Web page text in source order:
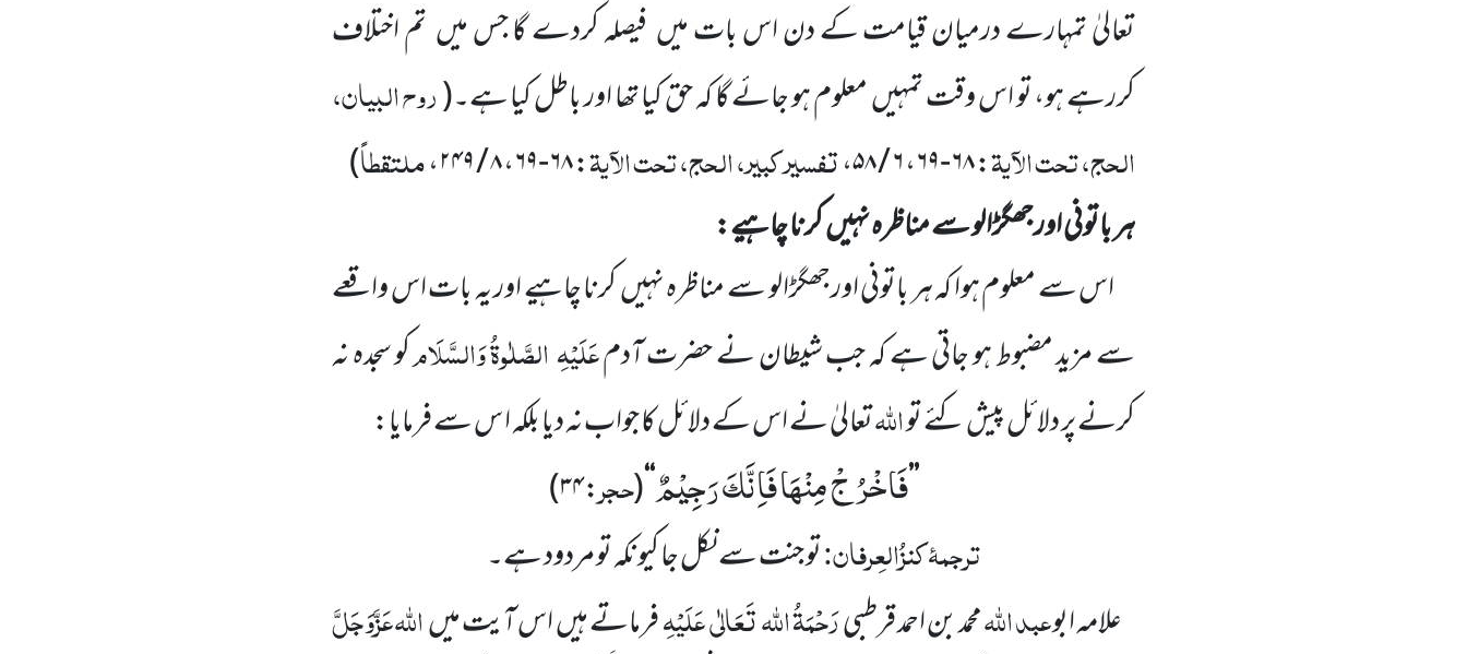
تعالیٰ تمہارے درمیان قیامت کے دن اس بات میں فیصلہ کردے گا جس میںتم اختلاف
کررہے ہو، تو اس وقت تمہیںمعلوم ہو جائے گا کہ حق کیا تھا اور باطل کیا ہے۔(روح البیان،
الحج، تحت الآیۃ: ۶۸-۶۹، ۶ / ۵۸، تفسیر کبیر، الحج، تحت الآیۃ: ۶۸-۶۹، ۸ / ۲۴۹، ملتقطاً)
ہر باتونی اورجھگڑالو سے مناظرہ نہیںکرنا چاہیے:
اس سے معلوم ہوا کہ ہر باتونی اورجھگڑالو سے مناظرہ نہیںکرنا چاہیے اور یہ بات اس واقعے
سے مزید مضبوط ہو جاتی ہے کہ جب شیطان نے حضرت آدمعَلَیْہِالصَّلٰوۃُ وَالسَّلَامکو سجدہ نہ
کرنے پر دلائل پیش کئے تواللہتعالیٰ نے اس کے دلائل کا جواب نہ دیا بلکہ ا س سے فرمایا:
’’فَاخْرُ جْ مِنْهَا فَاِنَّكَ رَجِیْمٌ‘‘
(حجر:۳۴ )
ترجمۂکنزُالعِرفان:تو جنت سے نکل جا کیونکہ تو مردود ہے۔
علامہ ابوعبد اللہمحمد بن احمد قرطبیرَحْمَۃُ اللہتَعَالٰیعَلَیْہِفرماتے ہیںاس آیت میںاللہعَزَّوَجَلَّ